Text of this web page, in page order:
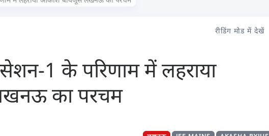
रीडिंग मोड में देखें
1 के परिणाम में लहराया
का परचम